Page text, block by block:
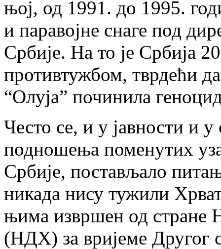
њој, од 1991. до 1995.
и паравојне снаге под
Србије. На то је Србија
противтужбом, тврдећи
“Олуја” починила
Често се, и у јавности и
подношења поменутих
Србије, постављало
никада нису тужили
њима извршен од стране
(НДХ) за вријеме Другог